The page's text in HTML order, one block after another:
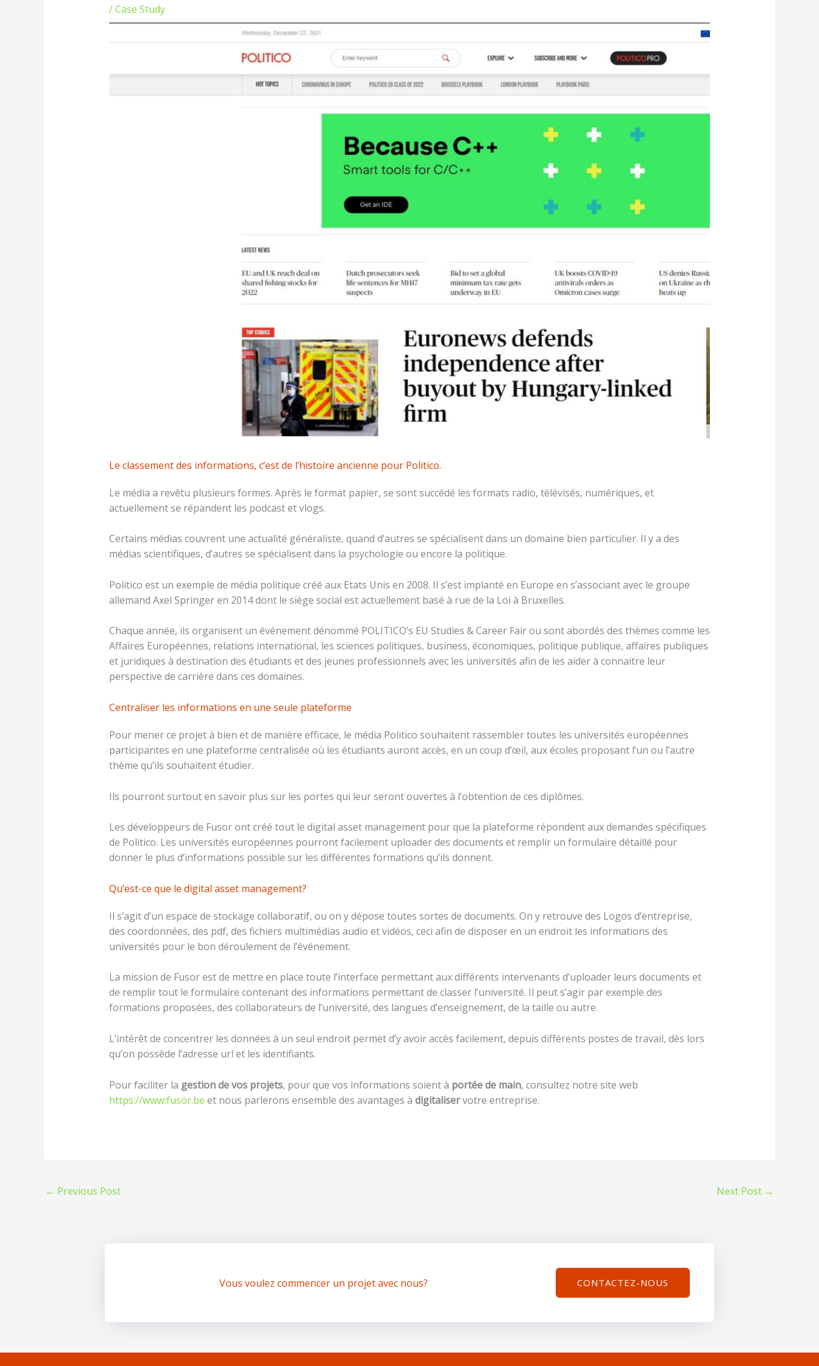
/Case Study
Le classement des informations, c’est de l’histoire ancienne pour Politico.
Le média a revêtu plusieurs formes. Après le format papier, se sont succédé les formats radio, télévisés, numériques, et
actuellement se répandent les podcast et vlogs.
Certains médias couvrent une actualité généraliste, quand d’autres se spécialisent dans un domaine bien particulier. Il y a des
médias scientifiques, d’autres se spécialisent dans la psychologie ou encore la politique.
Politico est un exemple de média politique créé aux Etats Unis en 2008. Il s’est implanté en Europe en s’associant avec le groupe
allemand Axel Springer en 2014 dont le siège social est actuellement basé à rue de la Loi à Bruxelles.
Chaque année, ils organisent un événement dénommé POLITICO’s EU Studies & Career Fair ou sont abordés des thèmes comme les
Affaires Européennes, relations international, les sciences politiques, business, économiques, politique publique, affaires publiques
et juridiques à destination des étudiants et des jeunes professionnels avec les universités afin de les aider à connaitre leur
perspective de carrière dans ces domaines.
Centraliser les informations en une seule plateforme
Pour mener ce projet à bien et de manière efficace, le média Politico souhaitent rassembler toutes les universités européennes
participantes en une plateforme centralisée où les étudiants auront accès, en un coup d’œil, aux écoles proposant l’un ou l’autre
thème qu’ils souhaitent étudier.
Ils pourront surtout en savoir plus sur les portes qui leur seront ouvertes à l’obtention de ces diplômes.
Les développeurs de Fusor ont créé tout le digital asset management pour que la plateforme répondent aux demandes spécifiques
de Politico. Les universités européennes pourront facilement uploader des documents et remplir un formulaire détaillé pour
donner le plus d’informations possible sur les différentes formations qu’ils donnent.
Qu’est-ce que le digital asset management?
Il s’agit d’un espace de stockage collaboratif, ou on y dépose toutes sortes de documents. On y retrouve des Logos d’entreprise,
des coordonnées, des pdf, des fichiers multimédias audio et vidéos, ceci afin de disposer en un endroit les informations des
universités pour le bon déroulement de l’événement.
La mission de Fusor est de mettre en place toute l’interface permettant aux différents intervenants d’uploader leurs documents et
de remplir tout le formulaire contenant des informations permettant de classer l’université. Il peut s’agir par exemple des
formations proposées, des collaborateurs de l’université, des langues d’enseignement, de la taille ou autre.
L’intérêt de concentrer les données à un seul endroit permet d’y avoir accès facilement, depuis différents postes de travail, dès lors
qu’on possède l’adresse url et les identifiants.
Pour faciliter la gestion de vos projets, pour que vos informations soient à portée de main, consultez notre site web
https://www.fusor.be et nous parlerons ensemble des avantages à digitaliservotre entreprise.
← Previous Post Next Post →
Vous voulez commencer un projet avec nous? CONTACTEZ-NOUS